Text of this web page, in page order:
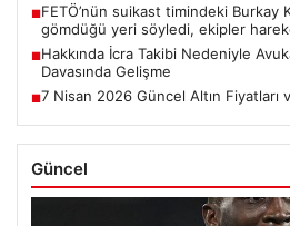
■FETÖ’nün suikast timindeki Burkay
gömdüğü yeri söyledi, ekipler
■Hakkında İcra Takibi Nedeniyle
Davasında Gelişme
■7 Nisan 2026 Güncel Altın Fiyatları
Güncel